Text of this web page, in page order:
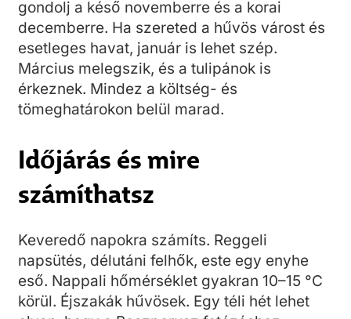
gondolj a késő novemberre és a korai
decemberre. Ha szereted a hűvös várost és
esetleges havat, január is lehet szép.
Március melegszik, és a tulipánok is
érkeznek. Mindez a költség- és
tömeghatárokon belül marad.
Időjárás és mire
számíthatsz
Keveredő napokra számíts. Reggeli
napsütés, délutáni felhők, este egy enyhe
eső. Nappali hőmérséklet gyakran 10–15 °C
körül. Éjszakák hűvösek. Egy téli hét lehet